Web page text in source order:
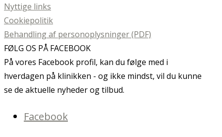
Nyttige links
Cookiepolitik
Behandling af personoplysninger (PDF)
FØLG OS PÅ FACEBOOK
På vores Facebook profil, kan du følge med i
hverdagen på klinikken - og ikke mindst, vil du kunne
se de aktuelle nyheder og tilbud.
Facebook